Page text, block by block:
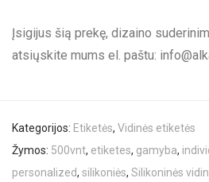
Įsigijus šią prekę, dizaino
atsiųskite mums el. paštu:
Kategorijos: Etiketės, Vidinės etiketės
Žymos: 500vnt, etiketes, gamyba,
personalized, silikoniės, Silikoninės